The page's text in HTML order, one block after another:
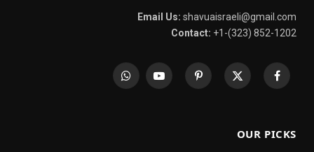
Email Us: shavuaisraeli@gmail.com
Contact: +1-(323) 852-1202
Facebook
X
Pinterest
YouTube
WhatsApp
OUR PICKS